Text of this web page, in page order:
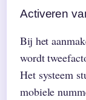
Activeren
Bij het
wordt
Het systeem
mobiele